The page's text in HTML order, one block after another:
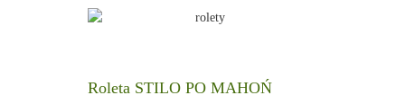
Roleta STILO PO MAHOŃ